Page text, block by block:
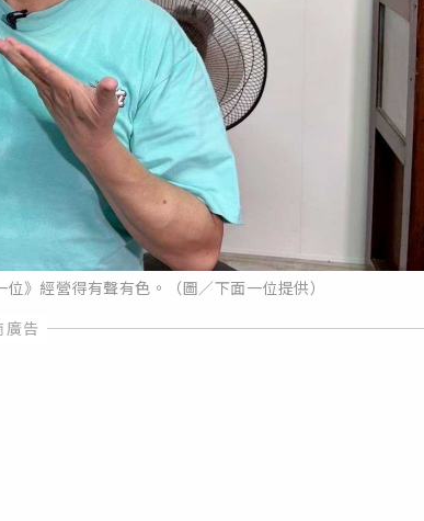
》經營得有聲有色。（圖／下面一位提供）